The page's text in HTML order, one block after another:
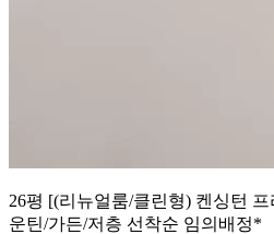
26평 [(리뉴얼룸/클린형) 켄싱턴
운틴/가든/저층 선착순 임의배정*